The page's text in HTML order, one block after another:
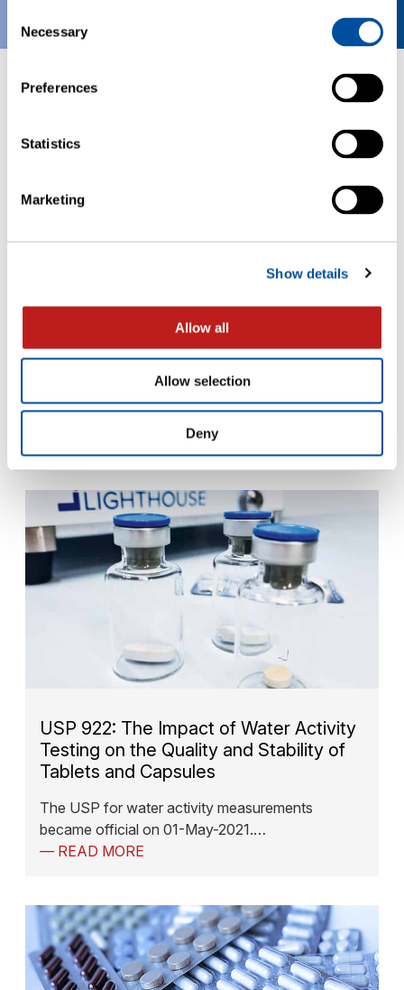
Selection
Necessary
Preferences
Statistics
Marketing
Show details
Allow all
Allow selection
Deny
Détermination de l’activité de l’eau
Contrôler l’activité de l’eau (water activity) est
essentiel pour maintenir…
USP 922: The Impact of Water Activity
Testing on the Quality and Stability of
Tablets and Capsules
The USP for water activity measurements
became official on 01-May-2021.…
— READ MORE